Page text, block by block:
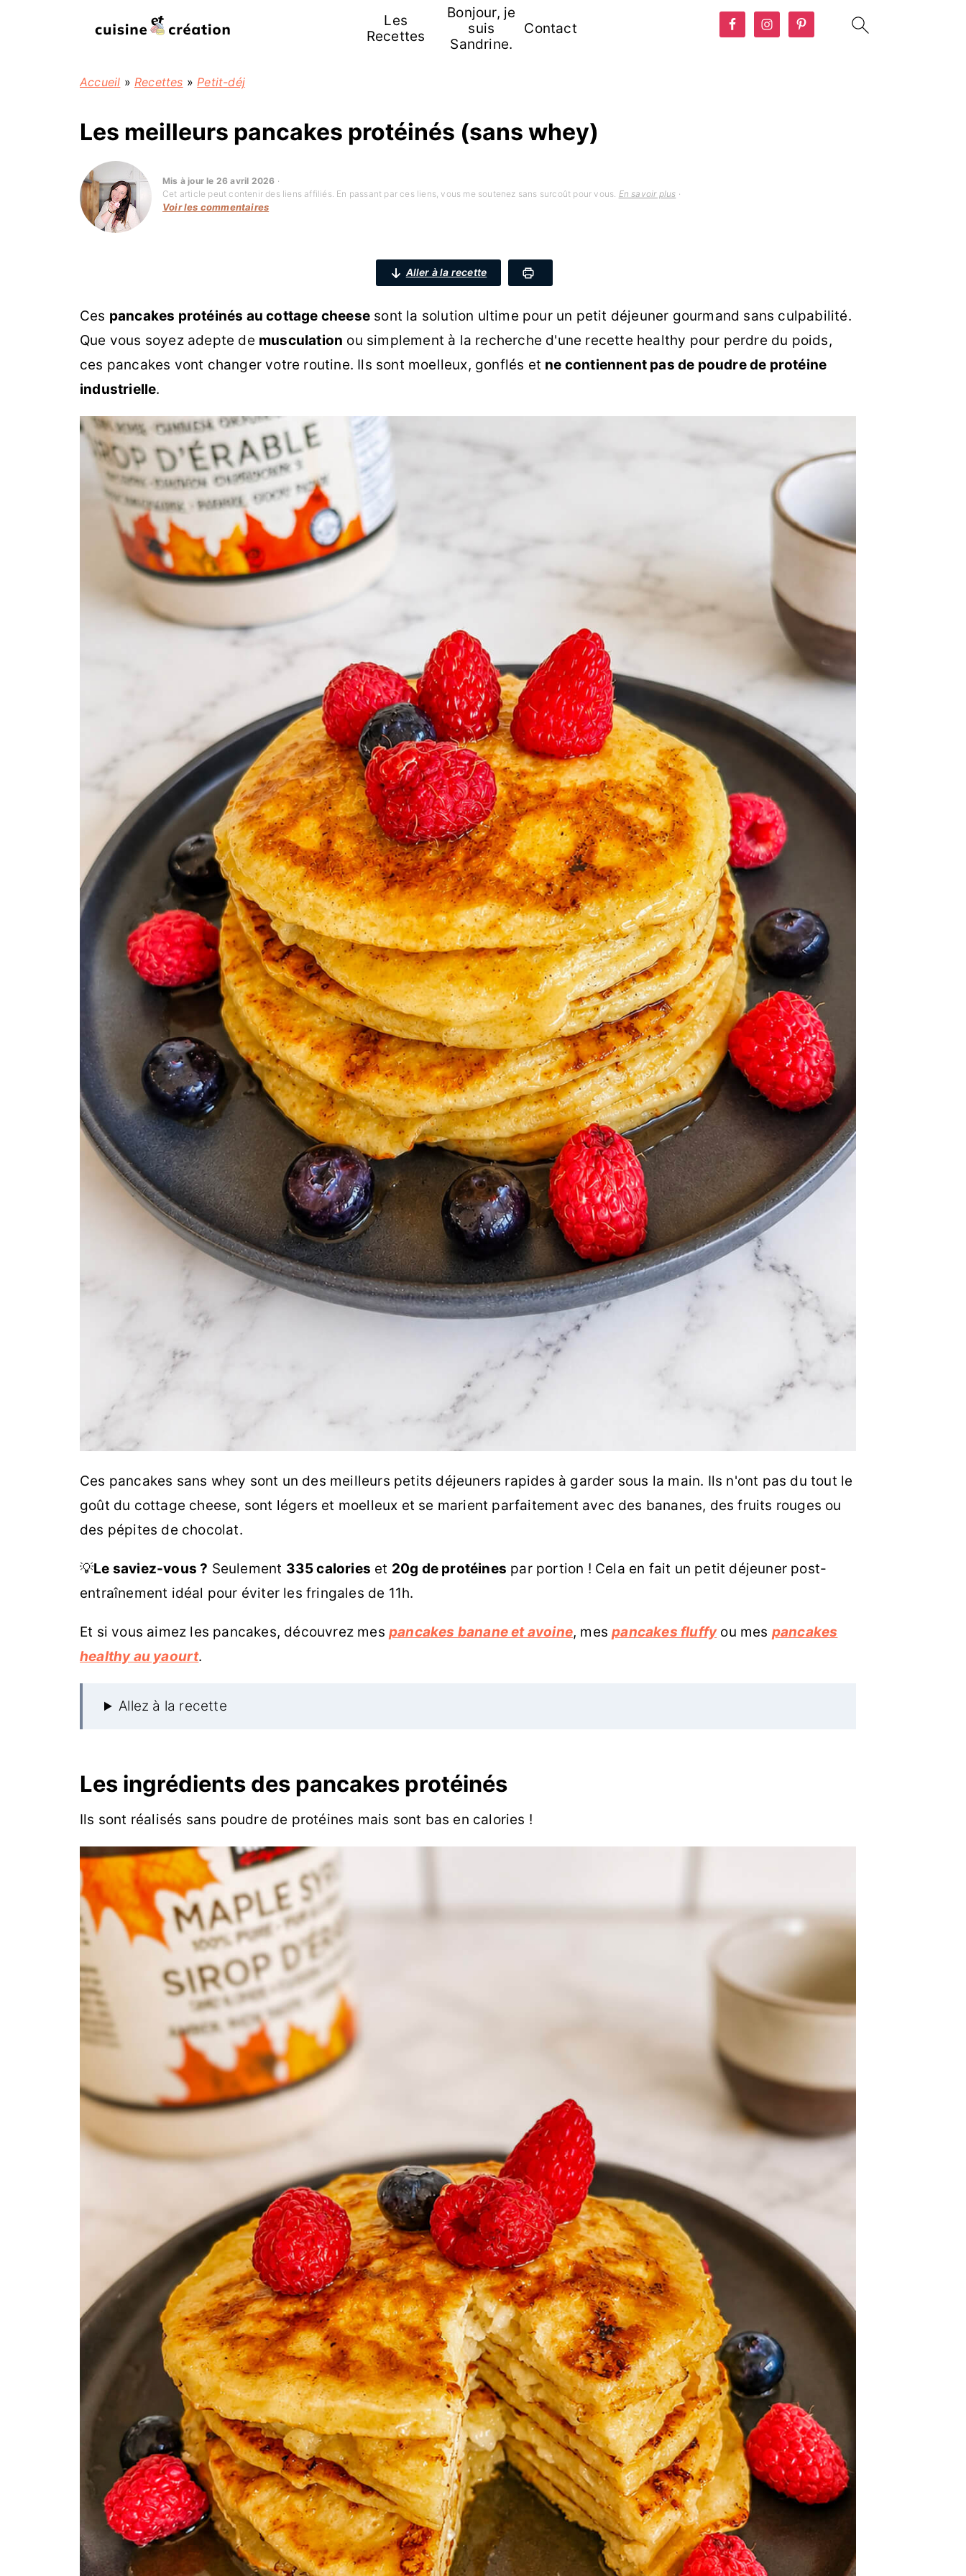
Les
Recettes
Bonjour, je
suis
Sandrine.
Contact
Accueil »Recettes »Petit-déj
Les meilleurs pancakes protéinés (sans whey)
Mis à jour le 26 avril 2026 ·
Cet article peut contenir des liens affiliés. En passant par ces liens, vous me soutenez sans surcoût pour vous. En savoir plus ·
Voir les commentaires
Aller à la recette
Ces pancakes protéinés au cottage cheese sont la solution ultime pour un petit déjeuner gourmand sans culpabilité.
Que vous soyez adepte de musculation ou simplement à la recherche d'une recette healthy pour perdre du poids,
ces pancakes vont changer votre routine. Ils sont moelleux, gonflés et ne contiennent pas de poudre de protéine
industrielle.
Ces pancakes sans whey sont un des meilleurs petits déjeuners rapides à garder sous la main. Ils n'ont pas du tout le
goût du cottage cheese, sont légers et moelleux et se marient parfaitement avec des bananes, des fruits rouges ou
des pépites de chocolat.
💡Le saviez-vous ? Seulement 335 calories et 20g de protéines par portion ! Cela en fait un petit déjeuner post-
entraînement idéal pour éviter les fringales de 11h.
Et si vous aimez les pancakes, découvrez mes pancakes banane et avoine, mespancakes fluffyou mes pancakes
healthy au yaourt.
Allez à la recette
Les ingrédients des pancakes protéinés
Ils sont réalisés sans poudre de protéines mais sont bas en calories !